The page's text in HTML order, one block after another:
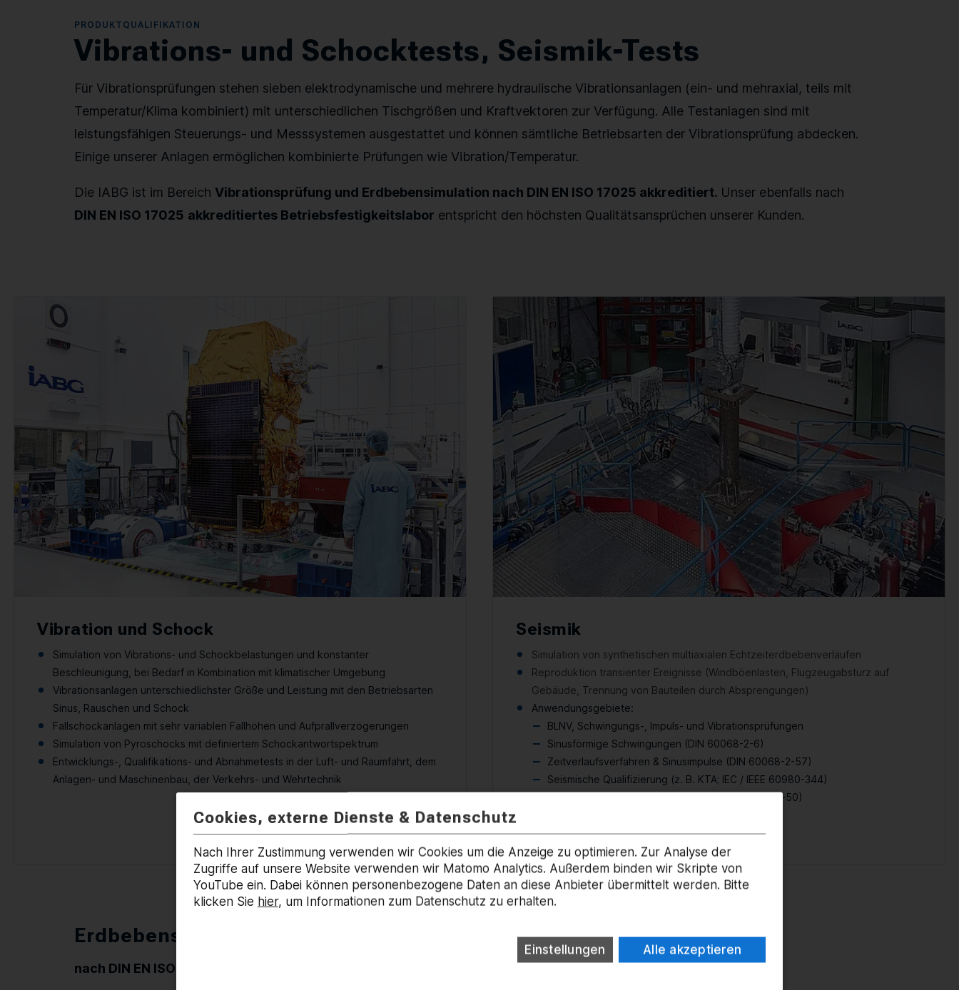
PRODUKTQUALIFIKATION
Vibrations- und Schocktests, Seismik-Tests
Für Vibrationsprüfungen stehen sieben elektrodynamische und mehrere hydraulische Vibrationsanlagen (ein- und mehraxial, teils mit
Temperatur/Klima kombiniert) mit unterschiedlichen Tischgrößen und Kraftvektoren zur Verfügung. Alle Testanlagen sind mit
leistungsfähigen Steuerungs- und Messsystemen ausgestattet und können sämtliche Betriebsarten der Vibrationsprüfung abdecken.
Einige unserer Anlagen ermöglichen kombinierte Prüfungen wie Vibration/Temperatur.
Die IABG ist im Bereich Vibrationsprüfung und Erdbebensimulation nach DIN EN ISO 17025 akkreditiert. Unser ebenfalls nach
DIN EN ISO 17025 akkreditiertes Betriebsfestigkeitslabor entspricht den höchsten Qualitätsansprüchen unserer Kunden.
Vibration und Schock
Simulation von Vibrations- und Schockbelastungen und konstanter
Beschleunigung, bei Bedarf in Kombination mit klimatischer Umgebung
Vibrationsanlagen unterschiedlichster Größe und Leistung mit den Betriebsarten
Sinus, Rauschen und Schock
Fallschockanlagen mit sehr variablen Fallhöhen und Aufprallverzögerungen
Simulation von Pyroschocks mit definiertem Schockantwortspektrum
Entwicklungs-, Qualifikations- und Abnahmetests in der Luft- und Raumfahrt, dem
Anlagen- und Maschinenbau, der Verkehrs- und Wehrtechnik
Seismik
Simulation von synthetischen multiaxialen Echtzeiterdbebenverläufen
Reproduktion transienter Ereignisse (Windböenlasten , Flugzeugabsturz auf
Gebäude, Trennung von Bauteilen durch Absprengungen)
Anwendungsgebiete:
BLNV, Schwingungs-, Impuls- und Vibrationsprüfungen
Sinusförmige Schwingungen (DIN 60068-2-6)
Zeitverlaufsverfahren & Sinusimpulse (DIN 60068-2-57)
Seismische Qualifizierung (z. B. KTA; IEC / IEEE 60980-344)
Kombination Kälte und Schwingung (DIN 60068-2-50)
Breitbandrauschen (DIN 60068-2-64)
Erdbebensicherheit - Zertifizierung für Energie- und Medizintechnik
nach DIN EN ISO 17025 und HCAI*
Cookies, externe Dienste & Datenschutz
Nach Ihrer Zustimmung verwenden wir Cookies um die Anzeige zu optimieren. Zur Analyse der
Zugriffe auf unsere Website verwenden wir Matomo Analytics. Außerdem binden wir Skripte von
YouTube ein. Dabei können personenbezogene Daten an diese Anbieter übermittelt werden. Bitte
klicken Sie hier, um Informationen zum Datenschutz zu erhalten.
Einstellungen Alle akzeptieren